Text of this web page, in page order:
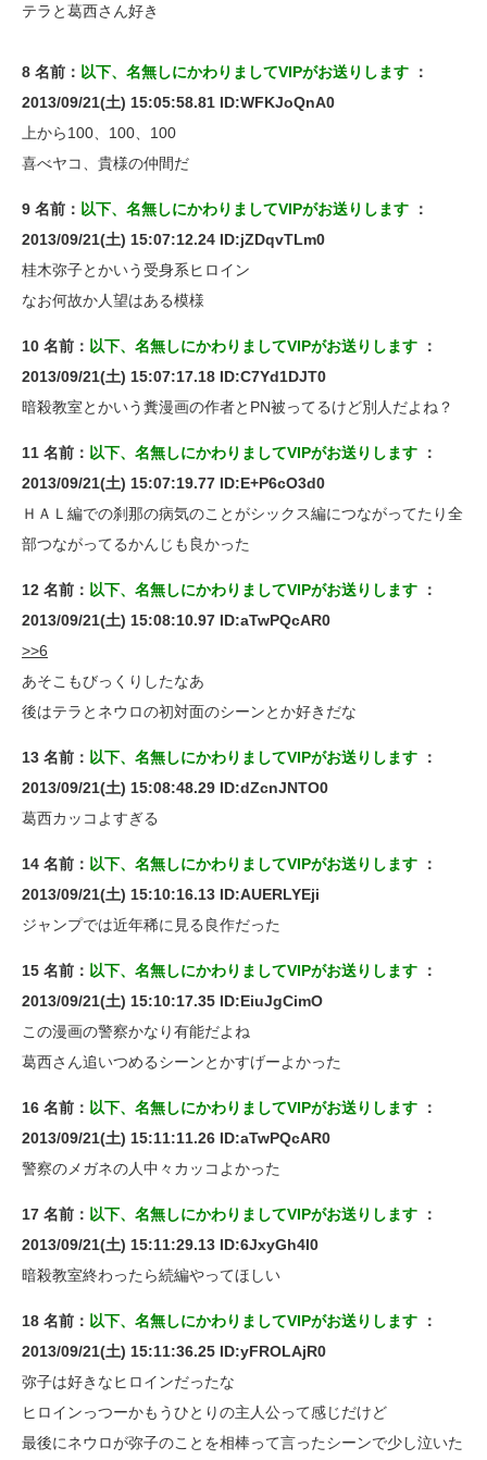
テラと葛西さん好き
8 名前： 以下、名無しにかわりましてVIPがお送りします ：
2013/09/21(土) 15:05:58.81 ID:WFKJoQnA0
上から100、100、100
喜べヤコ、貴様の仲間だ
9 名前： 以下、名無しにかわりましてVIPがお送りします ：
2013/09/21(土) 15:07:12.24 ID:jZDqvTLm0
桂木弥子とかいう受身系ヒロイン
なお何故か人望はある模様
10 名前： 以下、名無しにかわりましてVIPがお送りします ：
2013/09/21(土) 15:07:17.18 ID:C7Yd1DJT0
暗殺教室とかいう糞漫画の作者とPN被ってるけど別人だよね？
11 名前： 以下、名無しにかわりましてVIPがお送りします ：
2013/09/21(土) 15:07:19.77 ID:E+P6cO3d0
ＨＡＬ編での刹那の病気のことがシックス編につながってたり全
部つながってるかんじも良かった
12 名前： 以下、名無しにかわりましてVIPがお送りします ：
2013/09/21(土) 15:08:10.97 ID:aTwPQcAR0
>>6
あそこもびっくりしたなあ
後はテラとネウロの初対面のシーンとか好きだな
13 名前： 以下、名無しにかわりましてVIPがお送りします ：
2013/09/21(土) 15:08:48.29 ID:dZcnJNTO0
葛西カッコよすぎる
14 名前： 以下、名無しにかわりましてVIPがお送りします ：
2013/09/21(土) 15:10:16.13 ID:AUERLYEji
ジャンプでは近年稀に見る良作だった
15 名前： 以下、名無しにかわりましてVIPがお送りします ：
2013/09/21(土) 15:10:17.35 ID:EiuJgCimO
この漫画の警察かなり有能だよね
葛西さん追いつめるシーンとかすげーよかった
16 名前： 以下、名無しにかわりましてVIPがお送りします ：
2013/09/21(土) 15:11:11.26 ID:aTwPQcAR0
警察のメガネの人中々カッコよかった
17 名前： 以下、名無しにかわりましてVIPがお送りします ：
2013/09/21(土) 15:11:29.13 ID:6JxyGh4l0
暗殺教室終わったら続編やってほしい
18 名前： 以下、名無しにかわりましてVIPがお送りします ：
2013/09/21(土) 15:11:36.25 ID:yFROLAjR0
弥子は好きなヒロインだったな
ヒロインっつーかもうひとりの主人公って感じだけど
最後にネウロが弥子のことを相棒って言ったシーンで少し泣いた